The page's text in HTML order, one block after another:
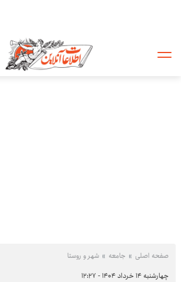
صفحه اصلی جامعه شهر و روستا
چهارشنبه ۱۴ خرداد ۱۴۰۴ - ۱۲:۲۷